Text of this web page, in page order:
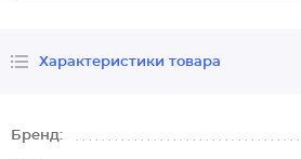
Характеристики товара
Бренд: